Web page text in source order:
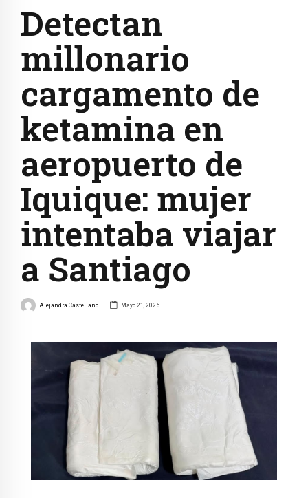
Detectan
millonario
cargamento de
ketamina en
aeropuerto de
Iquique: mujer
intentaba viajar
a Santiago
Alejandra Castellano Mayo 21, 2026